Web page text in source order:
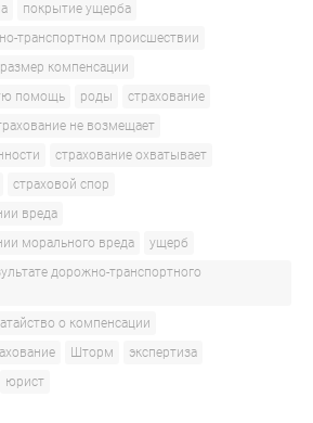
покрытие ущерба
транспортном происшествии
размер компенсации
помощь
роды
страхование
не возмещает
страхование охватывает
страховой спор
вреда
морального вреда
ущерб
дорожно-транспортного
о компенсации
Шторм
экспертиза
юрист